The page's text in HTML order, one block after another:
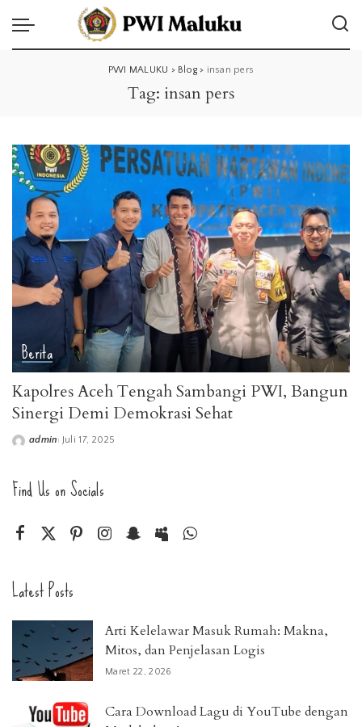
PWI MALUKU > Blog> insan pers
Tag: insan pers
Berita
Kapolres Aceh Tengah Sambangi PWI, Bangun
Sinergi Demi Demokrasi Sehat
Posted
admin Juli 17, 2025
Find Us on Socials
Latest Posts
Arti Kelelawar Masuk Rumah: Makna,
Mitos, dan Penjelasan Logis
Maret 22, 2026
Cara Download Lagu di YouTube dengan